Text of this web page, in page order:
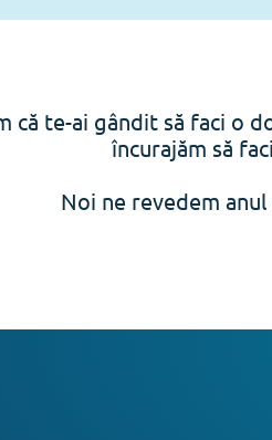
că te-ai gândit să faci o
încurajăm să
Noi ne revedem